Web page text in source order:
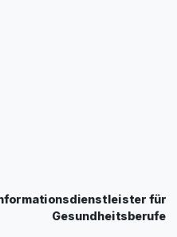
für
Gesundheitsberufe